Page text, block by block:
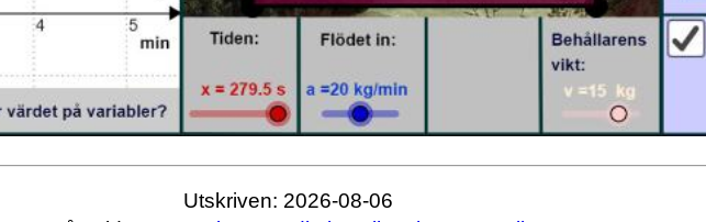
Utskriven: 2026-08-06